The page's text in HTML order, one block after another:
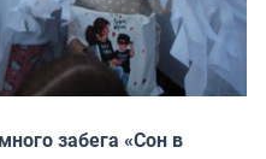
забега «Сон в